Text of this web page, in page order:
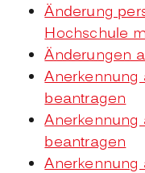
Änderung
Hochschule
Änderungen
Anerkennung
beantragen
Anerkennung
beantragen
Anerkennung